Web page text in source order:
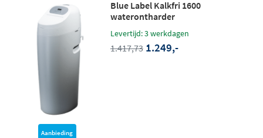
Aanbieding
Blue Label Kalkfri 1600
waterontharder
Levertijd: 3 werkdagen
1.417,73 1.249,-